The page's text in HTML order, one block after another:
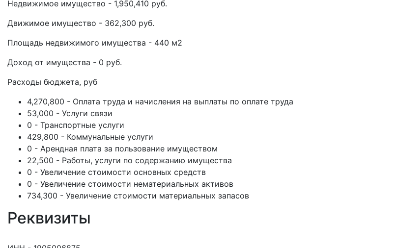
Недвижимое имущество - 1,950,410 руб.
Движимое имущество - 362,300 руб.
Площадь недвижимого имущества - 440 м2
Доход от имущества - 0 руб.
Расходы бюджета, руб
4,270,800 - Оплата труда и начисления на выплаты по оплате труда
53,000 - Услуги связи
0 - Транспортные услуги
429,800 - Коммунальные услуги
0 - Арендная плата за пользование имуществом
22,500 - Работы, услуги по содержанию имущества
0 - Увеличение стоимости основных средств
0 - Увеличение стоимости нематериальных активов
734,300 - Увеличение стоимости материальных запасов
Реквизиты